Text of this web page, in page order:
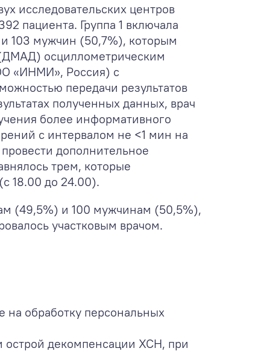
исследовательских центров
пациента. Группа 1 включала
103 мужчин (50,7%), которым
осциллометрическим
«ИНМИ», Россия) с
передачи результатов
полученных данных, врач
более информативного
с интервалом не <1 мин на
дополнительное
трем, которые
18.00 до 24.00).
(49,5%) и 100 мужчинам (50,5%),
участковым врачом.
на обработку персональных
острой декомпенсации ХСН, при